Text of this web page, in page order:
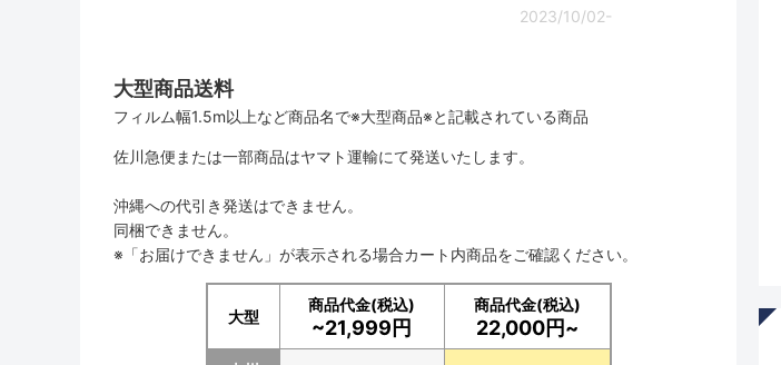
2023/10/02-
大型商品送料
フィルム幅1.5m以上など商品名で※大型商品※と記載されている商品
佐川急便または一部商品はヤマト運輸にて発送いたします。
沖縄への代引き発送はできません。
同梱できません。
※「お届けできません」が表示される場合カート内商品をご確認ください。
大型
商品代金(税込)
~21,999円
商品代金(税込)
22,000円~